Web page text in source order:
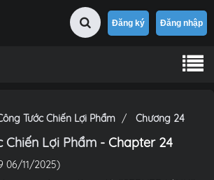
Đăng ký Đăng nhập
Tước Chiến Lợi Phẩm Chương 24
Chiến Lợi Phẩm - Chapter 24
06/11/2025)